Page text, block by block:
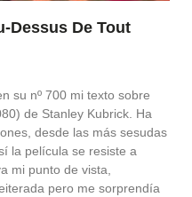
Dessus De Tout
su nº 700 mi texto sobre
de Stanley Kubrick. Ha
desde las más sesudas
la película se resiste a
mi punto de vista,
pero me sorprendía